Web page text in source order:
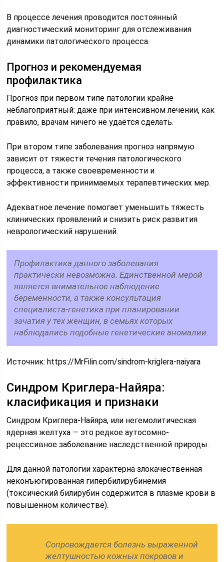
В процессе лечения проводится постоянный
диагностический мониторинг для отслеживания
динамики патологического процесса.
Прогноз и рекомендуемая
профилактика
Прогноз при первом типе патологии крайне
неблагоприятный: даже при интенсивном лечении, как
правило, врачам ничего не удаётся сделать.
При втором типе заболевания прогноз напрямую
зависит от тяжести течения патологического
процесса, а также своевременности и
эффективности принимаемых терапевтических мер.
Адекватное лечение помогает уменьшить тяжесть
клинических проявлений и снизить риск развития
неврологический нарушений.
Профилактика данного заболевания
практически невозможна. Единственной мерой
является внимательное наблюдение
беременности, а также консультация
специалиста-генетика при планировании
зачатия у тех женщин, в семьях которых
наблюдались подобные генетические аномалии.
Источник:https://MrFilin.com/sindrom-kriglera-naiyara
Синдром Криглера-Найяра:
класификация и признаки
Синдром Криглера-Найяра, или негемолитическая
ядерная желтуха — это редкое аутосомно-
рецессивное заболевание наследственной природы.
Для данной патологии характерна злокачественная
неконъюгированная гипербилирубинемия
(токсический билирубин содержится в плазме крови в
повышенном количестве).
Сопровождается болезнь выраженной
желтушностью кожных покровов и